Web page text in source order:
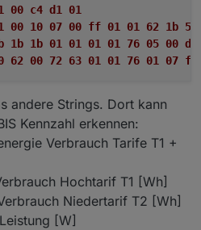
00 c4 d1 01
00 10 07 00 ff 01 01 62 1b
1b 1b 01 01 01 01 76 05 00
62 00 72 63 01 01 76 01
andere Strings. Dort kann
Kennzahl erkennen:
Verbrauch Tarife T1 +
Hochtarif T1 [Wh]
Niedertarif T2 [Wh]
[W]